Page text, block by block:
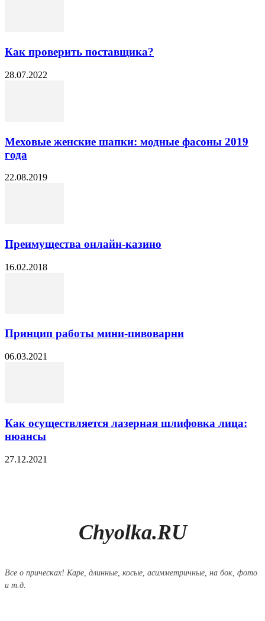
Как проверить поставщика?
28.07.2022
Меховые женские шапки: модные фасоны 2019
года
22.08.2019
Преимущества онлайн-казино
16.02.2018
Принцип работы мини-пивоварни
06.03.2021
Как осуществляется лазерная шлифовка лица:
нюансы
27.12.2021
Chyolka.RU
Все о прическах! Каре, длинные, косые, асимметричные, на бок, фото
и т.д.